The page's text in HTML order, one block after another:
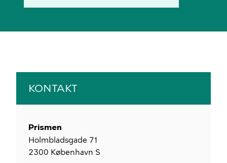
KONTAKT
Prismen
Holmbladsgade 71
2300 København S